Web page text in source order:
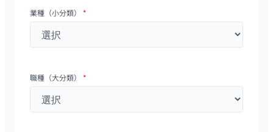
業種（小分類） *
職種（大分類） *